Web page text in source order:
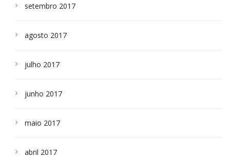
setembro 2017
agosto 2017
julho 2017
junho 2017
maio 2017
abril 2017